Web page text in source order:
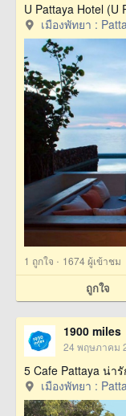
U Pattaya Hotel (U
เมืองพัทยา :
1 ถูกใจ · 1674 ผู้เข้าชม
ถูกใจ
1900 miles
24 พฤษภาคม
5 Cafe Pattaya น่า
เมืองพัทยา :